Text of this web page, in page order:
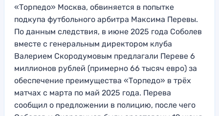
«Торпедо» Москва, обвиняется в попытке
подкупа футбольного арбитра Максима Перевы.
По данным следствия, в июне 2025 года Соболев
вместе с генеральным директором клуба
Валерием Скородумовым предлагали Переве 6
миллионов рублей (примерно 66 тысяч евро) за
обеспечение преимущества «Торпедо» в трёх
матчах с марта по май 2025 года. Перева
сообщил о предложении в полицию, после чего